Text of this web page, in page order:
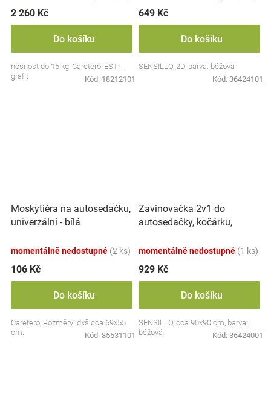
2 260 Kč
Do košíku
nosnost do 15 kg, Caretero, ESTI -
grafit
Kód: 18212101
649 Kč
Do košíku
SENSILLO, 2D, barva: béžová
Kód: 36424101
Moskytiéra na autosedačku,
univerzální - bílá
momentálně nedostupné (2 ks)
106 Kč
Do košíku
Caretero, Rozměry: dxš cca 69x55
cm.
Kód: 85531101
Zavinovačka 2v1 do
autosedačky, kočárku,
béžová
momentálně nedostupné (1 ks)
929 Kč
Do košíku
SENSILLO, cca 90x90 cm, barva:
béžová
Kód: 36424001